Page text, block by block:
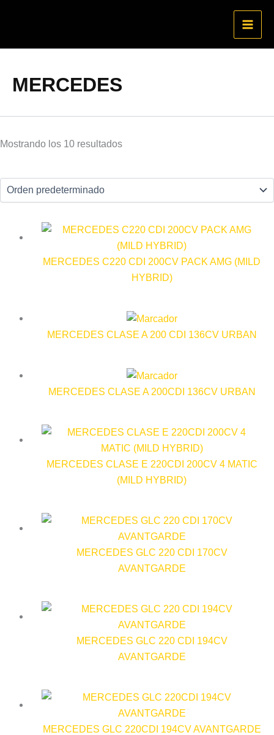
MERCEDES
Mostrando los 10 resultados
MERCEDES C220 CDI 200CV PACK AMG (MILD
HYBRID)
MERCEDES CLASE A 200 CDI 136CV URBAN
MERCEDES CLASE A 200CDI 136CV URBAN
MERCEDES CLASE E 220CDI 200CV 4 MATIC
(MILD HYBRID)
MERCEDES GLC 220 CDI 170CV
AVANTGARDE
MERCEDES GLC 220 CDI 194CV
AVANTGARDE
MERCEDES GLC 220CDI 194CV AVANTGARDE